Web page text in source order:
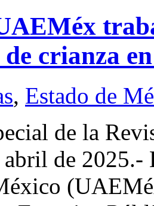
de crianza
, Estado de
de la
de 2025.-